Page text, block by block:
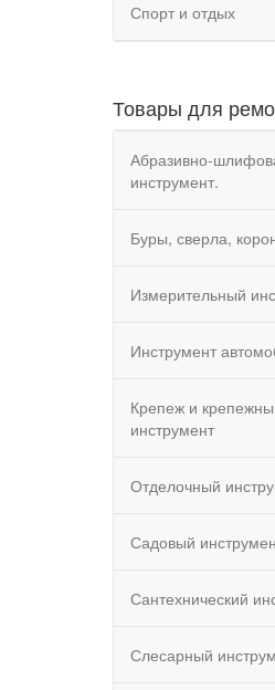
Спорт и отдых
Товары для
Абразивно-
инструмент.
Буры, сверла,
Измерительный
Инструмент
Крепеж и
инструмент
Отделочный
Садовый
Сантехнический
Слесарный